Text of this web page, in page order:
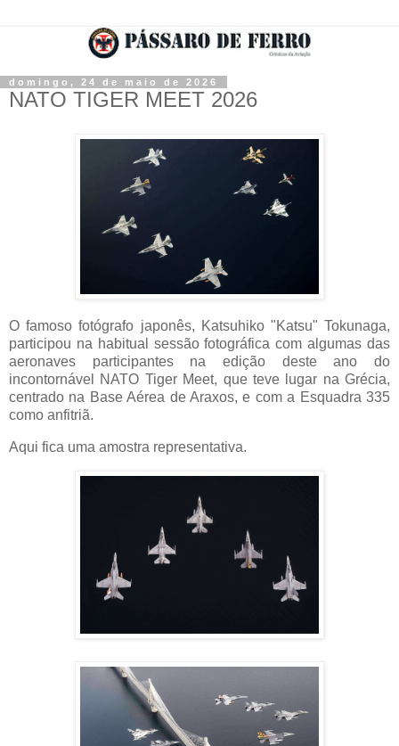
domingo, 24 de maio de 2026
NATO TIGER MEET 2026
O famoso fotógrafo japonês, Katsuhiko "Katsu" Tokunaga,
participou na habitual sessão fotográfica com algumas das
aeronaves participantes na edição deste ano do
incontornável NATO Tiger Meet, que teve lugar na Grécia,
centrado na Base Aérea de Araxos, e com a Esquadra 335
como anfitriã.
Aqui fica uma amostra representativa.